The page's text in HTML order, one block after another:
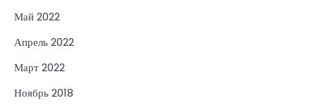
Май 2022
Апрель 2022
Март 2022
Ноябрь 2018